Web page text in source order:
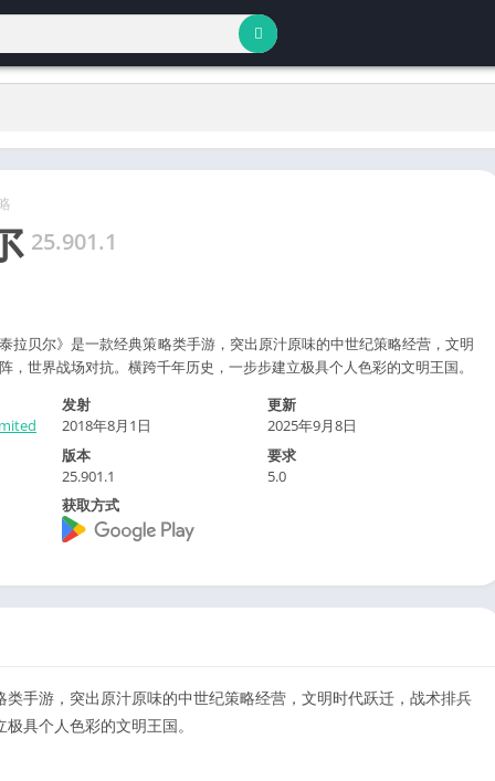
25.901.1
拉贝尔》是一款经典策略类手游，突出原汁原味的中世纪策略经营，文明
，世界战场对抗。横跨千年历史，一步步建立极具个人色彩的文明王国。
发射
2018年8月1日
更新
2025年9月8日
版本
25.901.1
要求
5.0
获取方式
手游，突出原汁原味的中世纪策略经营，文明时代跃迁，战术排兵
具个人色彩的文明王国。